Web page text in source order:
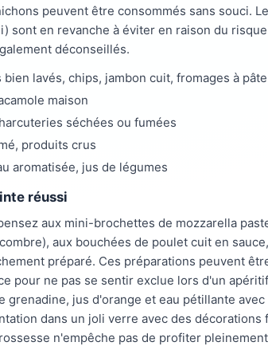
peuvent être consommés sans souci.
sont en revanche à éviter en raison du
déconseillés.
lavés, chips, jambon cuit, fromages à
maison
séchées ou fumées
produits crus
aromatisée, jus de légumes
réussi
aux mini-brochettes de mozzarella
aux bouchées de poulet cuit en
préparé. Ces préparations peuvent
pour ne pas se sentir exclue lors d'un
grenadine, jus d'orange et eau pétillante
dans un joli verre avec des décorations
n'empêche pas de profiter